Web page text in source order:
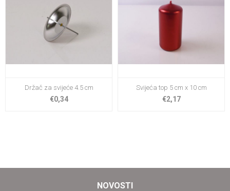
Držač za svijeće 4.5 cm
€0,34
Svijeća top 5 cm x 10 cm
€2,17
NOVOSTI